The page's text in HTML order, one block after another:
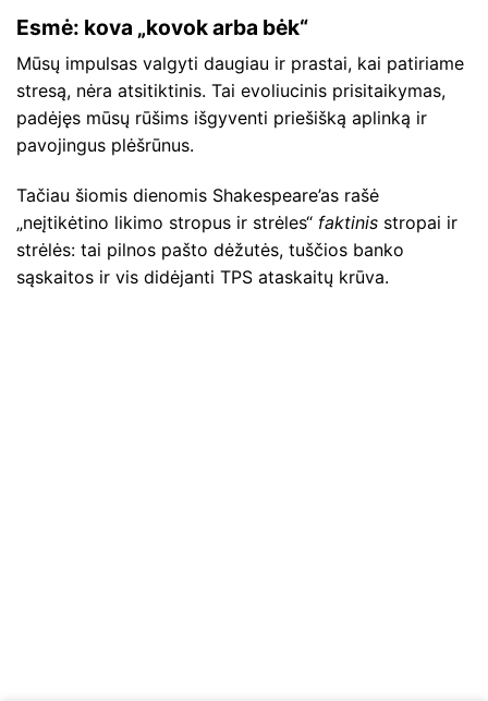
Esmė: kova „kovok arba bėk“
Mūsų impulsas valgyti daugiau ir prastai, kai patiriame
stresą, nėra atsitiktinis. Tai evoliucinis prisitaikymas,
padėjęs mūsų rūšims išgyventi priešišką aplinką ir
pavojingus plėšrūnus.
Tačiau šiomis dienomis Shakespeare’as rašė
„neįtikėtino likimo stropus ir strėles“ faktinis stropai ir
strėlės: tai pilnos pašto dėžutės, tuščios banko
sąskaitos ir vis didėjanti TPS ataskaitų krūva.